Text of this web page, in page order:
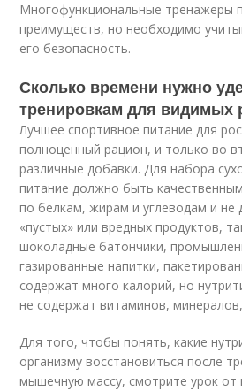
Многофункциональные тренажеры
преимуществ, но необходимо
его безопасность.
Сколько времени нужно
тренировкам для видимых
Лучшее спортивное питание для
полноценный рацион, и только во
различные добавки. Для набора
питание должно быть
по белкам, жирам и углеводам и не
«пустых» или вредных продуктов,
шоколадные батончики,
газированные напитки,
содержат много калорий, но
не содержат витаминов,
Для того, чтобы понять, какие
организму восстановиться после
мышечную массу, смотрите урок от